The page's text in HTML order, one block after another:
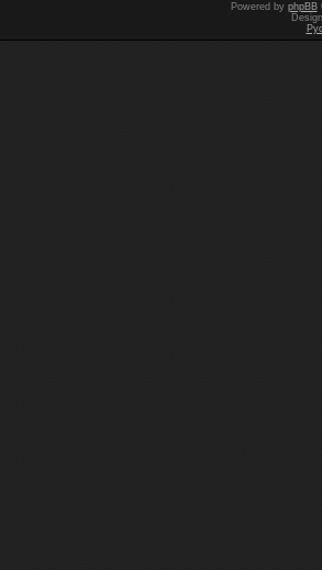
Powered by phpBB